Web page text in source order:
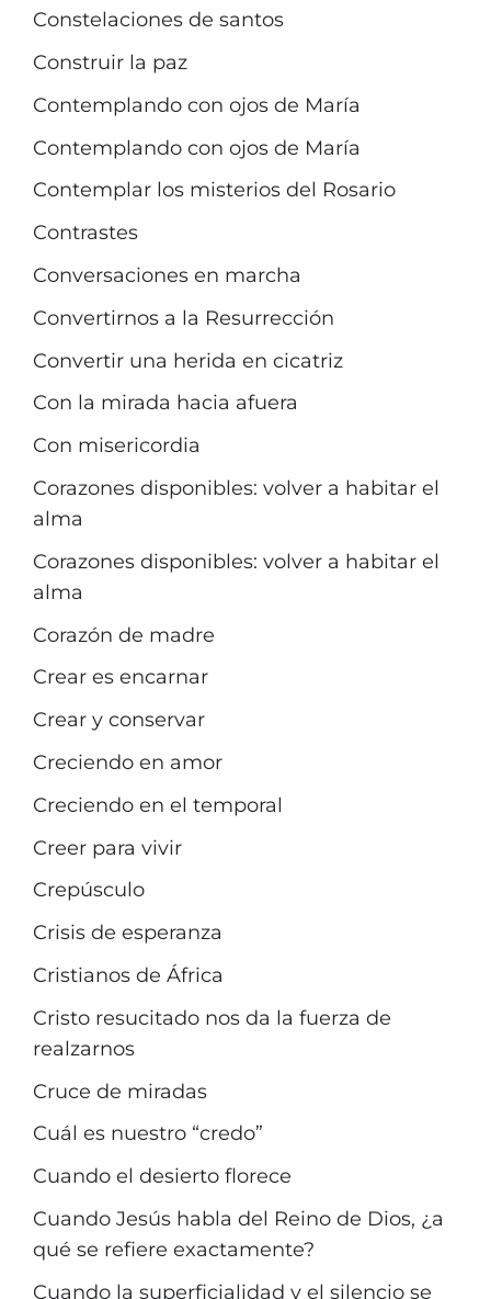
Constelaciones de santos
Construir la paz
Contemplando con ojos de María
Contemplando con ojos de María
Contemplar los misterios del Rosario
Contrastes
Conversaciones en marcha
Convertirnos a la Resurrección
Convertir una herida en cicatriz
Con la mirada hacia afuera
Con misericordia
Corazones disponibles: volver a habitar el
alma
Corazones disponibles: volver a habitar el
alma
Corazón de madre
Crear es encarnar
Crear y conservar
Creciendo en amor
Creciendo en el temporal
Creer para vivir
Crepúsculo
Crisis de esperanza
Cristianos de África
Cristo resucitado nos da la fuerza de
realzarnos
Cruce de miradas
Cuál es nuestro “credo”
Cuando el desierto florece
Cuando Jesús habla del Reino de Dios, ¿a
qué se refiere exactamente?
Cuando la superficialidad y el silencio se